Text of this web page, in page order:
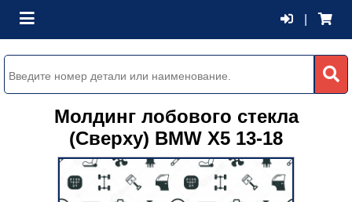
Молдинг лобового стекла
(Сверху) BMW X5 13-18